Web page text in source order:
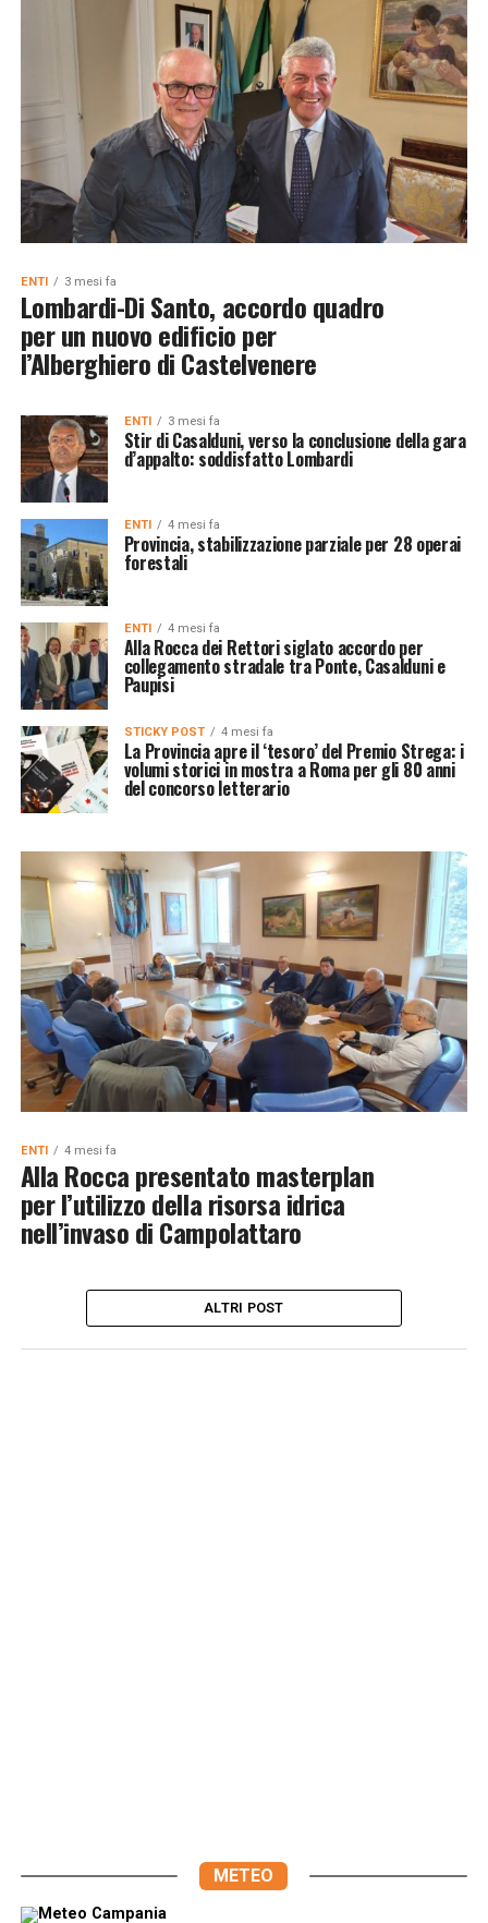
ENTI 3 mesi fa
Lombardi-Di Santo, accordo quadro
per un nuovo edificio per
l’Alberghiero di Castelvenere
ENTI 3 mesi fa
Stir di Casalduni, verso la conclusione della gara
d’appalto: soddisfatto Lombardi
ENTI 4 mesi fa
Provincia, stabilizzazione parziale per 28 operai
forestali
ENTI 4 mesi fa
Alla Rocca dei Rettori siglato accordo per
collegamento stradale tra Ponte, Casalduni e
Paupisi
STICKY POST 4 mesi fa
La Provincia apre il ‘tesoro’ del Premio Strega: i
volumi storici in mostra a Roma per gli 80 anni
del concorso letterario
ENTI 4 mesi fa
Alla Rocca presentato masterplan
per l’utilizzo della risorsa idrica
nell’invaso di Campolattaro
ALTRI POST
METEO